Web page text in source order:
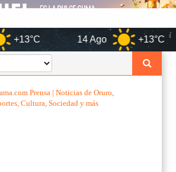
+13°C 14 Ago +13°C